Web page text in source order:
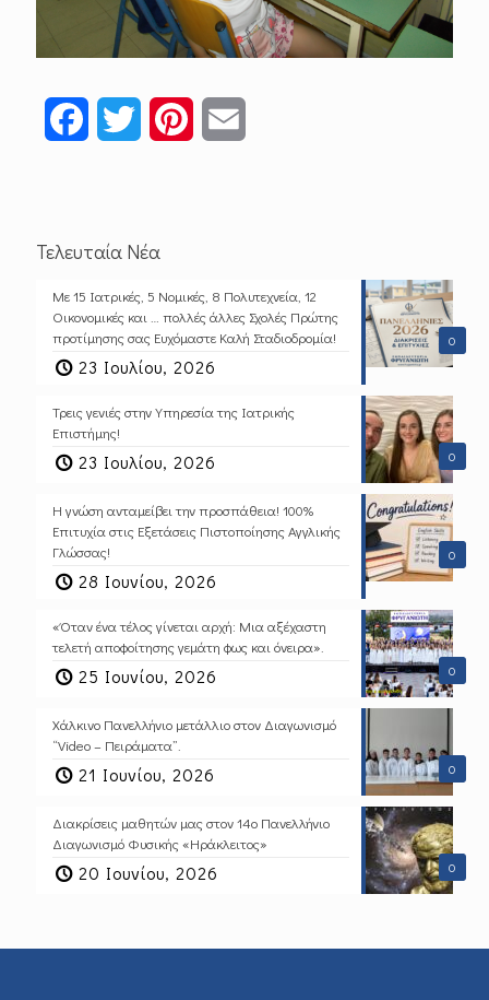
FacebookTwitter Pinterest
Τελευταία Νέα
0
Με 15 Ιατρικές, 5 Νομικές, 8 Πολυτεχνεία, 12
Οικονομικές και … πολλές άλλες Σχολές Πρώτης
προτίμησης σας Ευχόμαστε Καλή Σταδιοδρομία!
23 Ιουλίου, 2026
0
Τρεις γενιές στην Υπηρεσία της Ιατρικής
Επιστήμης!
23 Ιουλίου, 2026
0
Η γνώση ανταμείβει την προσπάθεια! 100%
Επιτυχία στις Εξετάσεις Πιστοποίησης Αγγλικής
Γλώσσας!
28 Ιουνίου, 2026
0
«Όταν ένα τέλος γίνεται αρχή: Μια αξέχαστη
τελετή αποφοίτησης γεμάτη φως και όνειρα».
25 Ιουνίου, 2026
0
Χάλκινο Πανελλήνιο μετάλλιο στον Διαγωνισμό
“Video – Πειράματα”.
21 Ιουνίου, 2026
0
Διακρίσεις μαθητών μας στον 14ο Πανελλήνιο
Διαγωνισμό Φυσικής «Ηράκλειτος»
20 Ιουνίου, 2026